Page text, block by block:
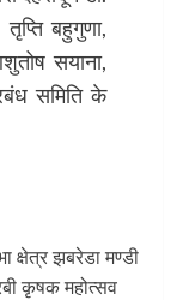
बहुगुणा,
सयाना,
समिति के
क्षेत्र झबरेडा मण्डी
कृषक महोत्सव